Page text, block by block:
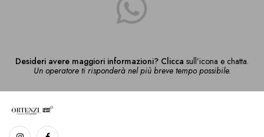
Desideri avere maggiori informazioni? Clicca sull’icona e chatta.
Un operatore ti risponderà nel più breve tempo possibile.